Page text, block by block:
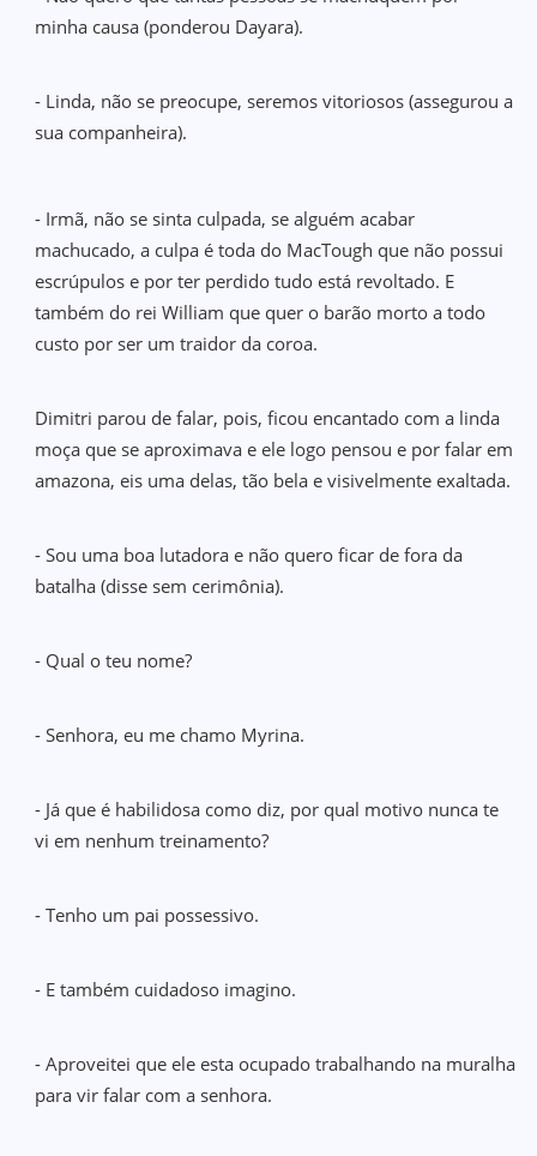
minha causa (ponderou Dayara).
- Linda, não se preocupe, seremos vitoriosos (assegurou a
sua companheira).
- Irmã, não se sinta culpada, se alguém acabar
machucado, a culpa é toda do MacTough que não possui
escrúpulos e por ter perdido tudo está revoltado. E
também do rei William que quer o barão morto a todo
custo por ser um traidor da coroa.
Dimitri parou de falar, pois, ficou encantado com a linda
moça que se aproximava e ele logo pensou e por falar em
amazona, eis uma delas, tão bela e visivelmente exaltada.
- Sou uma boa lutadora e não quero ficar de fora da
batalha (disse sem cerimônia).
- Qual o teu nome?
- Senhora, eu me chamo Myrina.
- Já que é habilidosa como diz, por qual motivo nunca te
vi em nenhum treinamento?
- Tenho um pai possessivo.
- E também cuidadoso imagino.
- Aproveitei que ele esta ocupado trabalhando na muralha
para vir falar com a senhora.